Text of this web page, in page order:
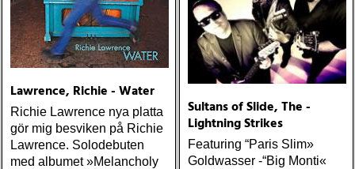
Lawrence, Richie - Water
Richie Lawrence nya platta
gör mig besviken på Richie
Lawrence. Solodebuten
med albumet »Melancholy
Sultans of Slide, The -
Lightning Strikes
Featuring “Paris Slim»
Goldwasser -“Big Monti«